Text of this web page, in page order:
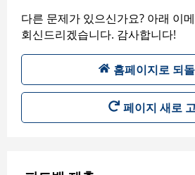
다른 문제가 있으신가요? 아래 이
회신드리겠습니다. 감사합니다!
홈페이지로 되
페이지 새로